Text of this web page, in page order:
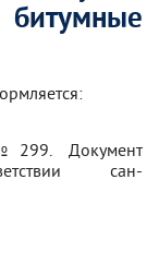
Документ
сан-